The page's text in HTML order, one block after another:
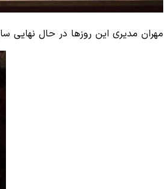
مهران مدیری این روزها در حال نهایی سازی پخش مجموعه